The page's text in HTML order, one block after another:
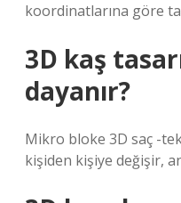
koordinatlarına göre
3D kaş
dayanır?
Mikro bloke 3D saç -
kişiden kişiye değişir,